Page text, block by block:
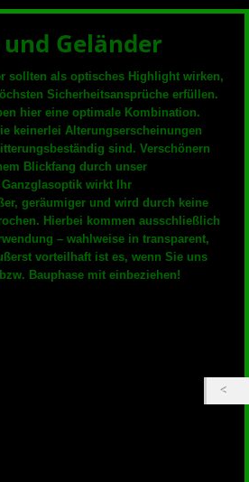
Geländer
sollten als optisches Highlight wirken,
Sicherheitsansprüche erfüllen.
hier eine optimale Kombination.
keinerlei Alterungserscheinungen
sind. Verschönern
Blickfang durch unser
wirkt Ihr
geräumiger und wird durch keine
Hierbei kommen ausschließlich
– wahlweise in transparent,
vorteilhaft ist es, wenn Sie uns
Bauphase mit einbeziehen!